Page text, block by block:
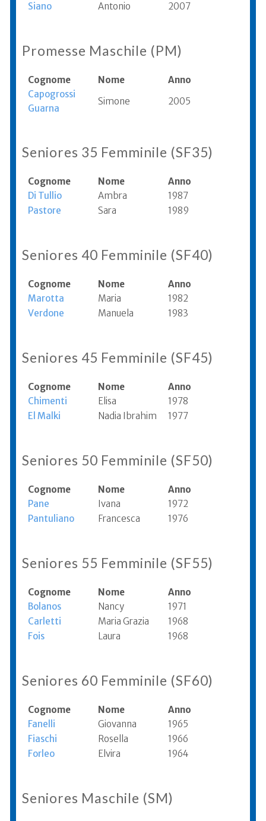
Siano
Antonio 2007
Promesse Maschile (PM)
Cognome Nome
Anno
Capogrossi
Guarna
Simone 2005
Seniores 35 Femminile (SF35)
Cognome Nome
Anno
Di Tullio
Ambra
1987
Pastore
Sara 1989
Seniores 40 Femminile (SF40)
Cognome Nome
Anno
Marotta
Maria
1982
Verdone
Manuela 1983
Seniores 45 Femminile (SF45)
Cognome Nome
Anno
Chimenti
Elisa
1978
El Malki
Nadia Ibrahim 1977
Seniores 50 Femminile (SF50)
Cognome Nome
Anno
Pane
Ivana
1972
Pantuliano
Francesca 1976
Seniores 55 Femminile (SF55)
Cognome Nome
Anno
Bolanos
Nancy
1971
Carletti
Maria Grazia
1968
Fois
Laura 1968
Seniores 60 Femminile (SF60)
Cognome Nome
Anno
Fanelli
Giovanna
1965
Fiaschi
Rosella
1966
Forleo
Elvira 1964
Seniores Maschile (SM)